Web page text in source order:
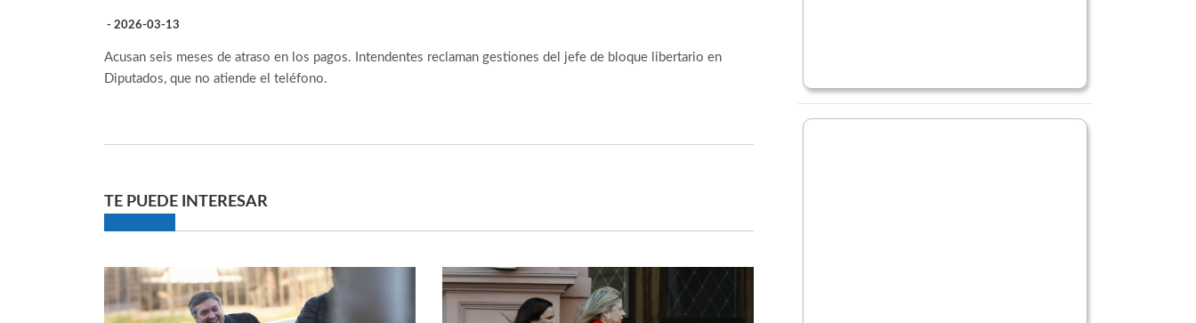
- 2026-03-13
Acusan seis meses de atraso en los pagos. Intendentes reclaman gestiones del jefe de bloque libertario en
Diputados, que no atiende el teléfono.
TE PUEDE INTERESAR